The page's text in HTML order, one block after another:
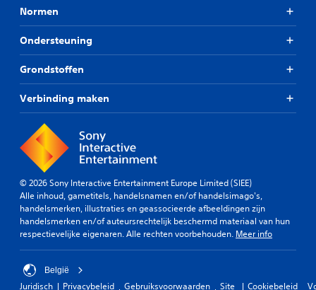
Normen
Ondersteuning
Grondstoffen
Verbinding maken
© 2026 Sony Interactive Entertainment Europe Limited (SIEE)
Alle inhoud, gametitels, handelsnamen en/of handelsimago's,
handelsmerken, illustraties en geassocieerde afbeeldingen zijn
handelsmerken en/of auteursrechtelijk beschermd materiaal van hun
respectievelijke eigenaren. Alle rechten voorbehouden. Meer info
België
Juridisch Privacybeleid Gebruiksvoorwaarden Site Cookiebeleid